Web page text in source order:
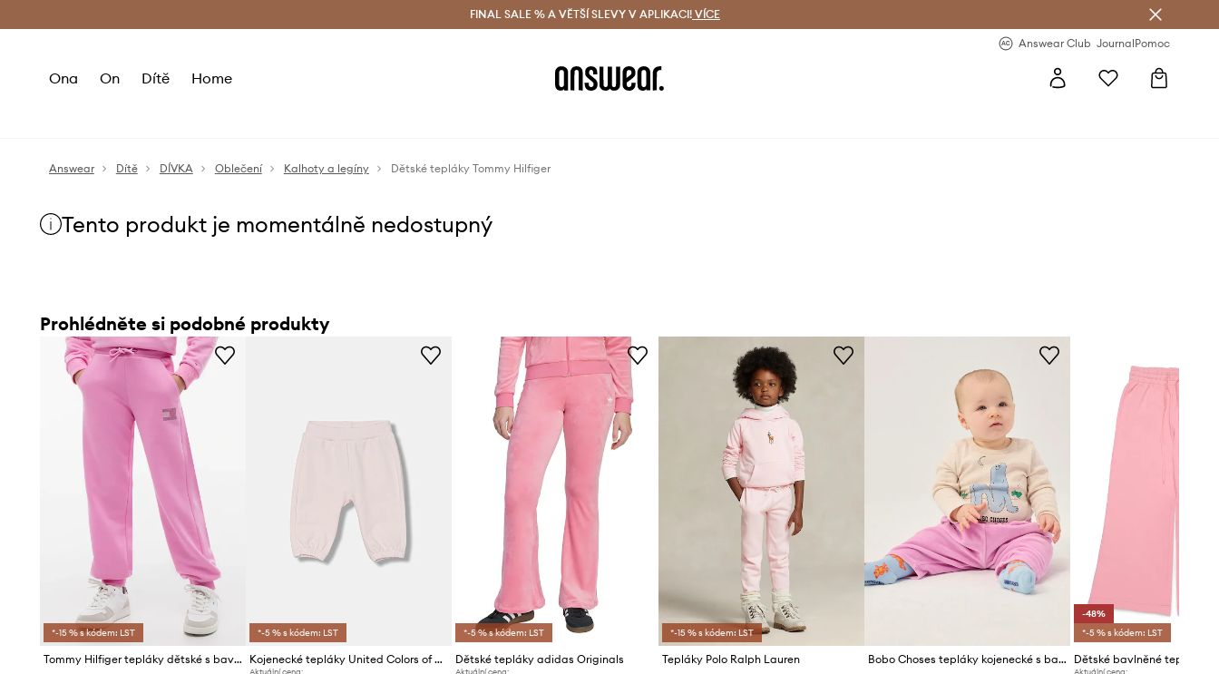
Doručení a vrácení zdarma (od 1800 Kč) Doručení i do 24 h
FINAL SALE % A VĚTŠÍ SLEVY V APLIKACI! VÍCE
Answear Club JournalPomoc
Ona On Dítě Home
Answear Dítě DÍVKA Oblečení Kalhoty a legíny Dětské tepláky Tommy Hilfiger
Tento produkt je momentálně nedostupný
Prohlédněte si podobné produkty
*-15 % s kódem: LST
Tommy Hilfiger tepláky dětské s bavlnou
*-5 % s kódem: LST
Kojenecké tepláky United Colors of Benetton
Aktuální cena:
*-5 % s kódem: LST
Dětské tepláky adidas Originals
Aktuální cena:
*-15 % s kódem: LST
Tepláky Polo Ralph Lauren Bobo Choses tepláky kojenecké s bavlnou
-48%
*-5 % s kódem: LST
Aktuální cena: